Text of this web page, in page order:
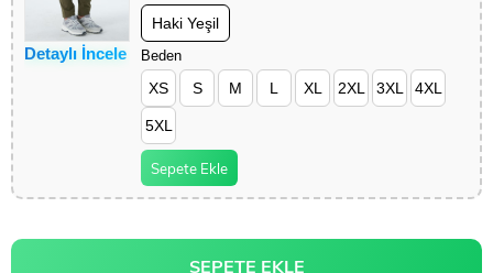
Detaylı İncele
Haki Yeşil
Beden
XS S M L XL 2XL 3XL 4XL
5XL
Sepete Ekle